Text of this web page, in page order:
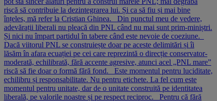
riscă să contribuie la dezintegrarea lui. Și ca să fiu și mai bine
înțeles, mă refer la Cristian Ghinea. Din punctul meu de vedere,
adevărații liberali nu pleacă din PNL când nu mai sunt prim-miniștri.
Și nici nu împart partidul în tabere când este nevoie de coeziune.
Dacă viitorul PNL se construiește doar pe aceste delimitări și îi
lăsăm în afara ecuației pe cei care reprezintă o direcție conservator-
moderată, echilibrată, fără accente agresive, atunci acel „PNL mare”
riscă să fie doar o formă fără fond. Este momentul pentru luciditate,
echilibru și responsabilitate. Nu pentru etichete. La fel cum este
momentul pentru unitate, dar de o unitate construită pe identitatea
liberală, pe valorile noastre și pe respect reciproc. Pentru că fără